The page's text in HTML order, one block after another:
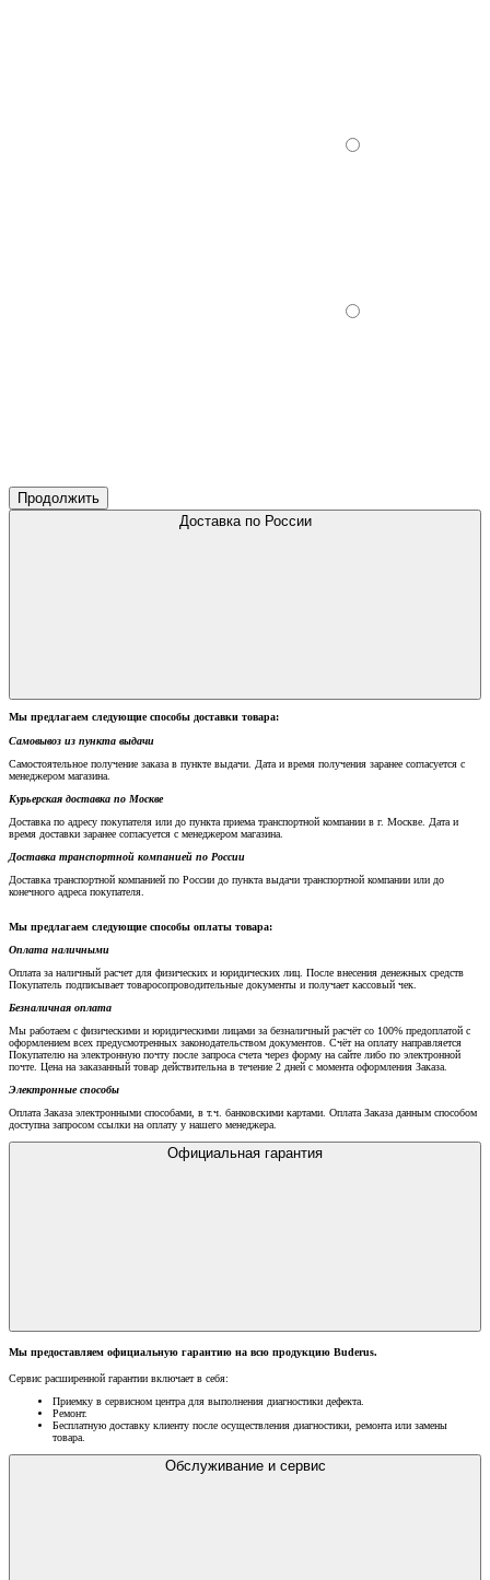
Продолжить
Доставка по России
Мы предлагаем следующие способы доставки товара:
Самовывоз из пункта выдачи
Самостоятельное получение заказа в пункте выдачи. Дата и время получения заранее согласуется с
менеджером магазина.
Курьерская доставка по Москве
Доставка по адресу покупателя или до пункта приема транспортной компании в г. Москве. Дата и
время доставки заранее согласуется с менеджером магазина.
Доставка транспортной компанией по России
Доставка транспортной компанией по России до пункта выдачи транспортной компании или до
конечного адреса покупателя.
Мы предлагаем следующие способы оплаты товара:
Оплата наличными
Оплата за наличный расчет для физических и юридических лиц. После внесения денежных средств
Покупатель подписывает товаросопроводительные документы и получает кассовый чек.
Безналичная оплата
Мы работаем с физическими и юридическими лицами за безналичный расчёт со 100% предоплатой с
оформлением всех предусмотренных законодательством документов. Счёт на оплату направляется
Покупателю на электронную почту после запроса счета через форму на сайте либо по электронной
почте. Цена на заказанный товар действительна в течение 2 дней с момента оформления Заказа.
Электронные способы
Оплата Заказа электронными способами, в т.ч. банковскими картами. Оплата Заказа данным способом
доступна запросом ссылки на оплату у нашего менеджера.
Официальная гарантия
Мы предоставляем официальную гарантию на всю продукцию Buderus.
Сервис расширенной гарантии включает в себя:
Приемку в сервисном центра для выполнения диагностики дефекта.
Ремонт.
Бесплатную доставку клиенту после осуществления диагностики, ремонта или замены
товара.
Обслуживание и сервис